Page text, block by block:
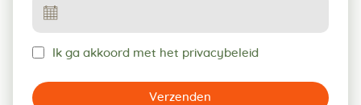
Ik ga akkoord met het privacybeleid
Verzenden